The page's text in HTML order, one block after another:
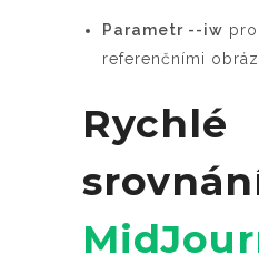
Parametr --iw
referenčními
Rychlé